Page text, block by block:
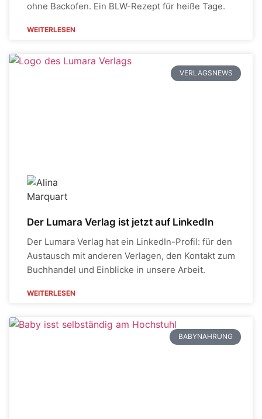
ohne Backofen. Ein BLW-Rezept für heiße Tage.
WEITERLESEN
VERLAGSNEWS
Der Lumara Verlag ist jetzt auf LinkedIn
Der Lumara Verlag hat ein LinkedIn-Profil: für den
Austausch mit anderen Verlagen, den Kontakt zum
Buchhandel und Einblicke in unsere Arbeit.
WEITERLESEN
BABYNAHRUNG